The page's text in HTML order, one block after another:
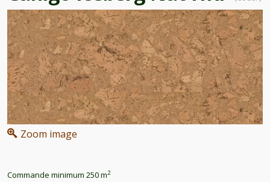
Zoom image
Commande minimum 250 m2